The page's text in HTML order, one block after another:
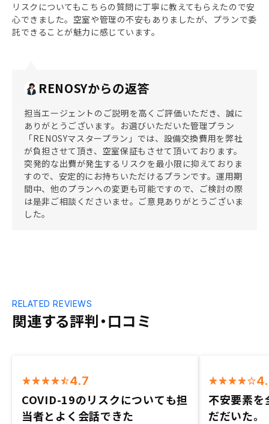
リスクについてもこちらの質問に丁寧に教えてもらえたので安
心できました。空室や管理の不安もありましたが、プランで委
託できることが魅力に感じています。
RENOSYからの返答
担当エージェントのご説明を高くご評価いただき、誠に
ありがとうございます。お選びいただいた管理プラン
「RENOSYマスタープラン」では、設備交換費用を弊社
が負担させて頂き、空室保証もさせて頂いております。
突発的な出費が発生するリスクを最小限に抑えておりま
すので、安定的にお持ちいただけるプランです。運用期
間中、他のプランへの変更も可能ですので、ご検討の際
は是非ご相談くださいませ。ご意見ありがとうございま
した。
関連する評判・口コミ
RELATED REVIEWS
4.7
COVID-19のリスクについても担
当者とよく会話できた
不安要素を
だだいた。